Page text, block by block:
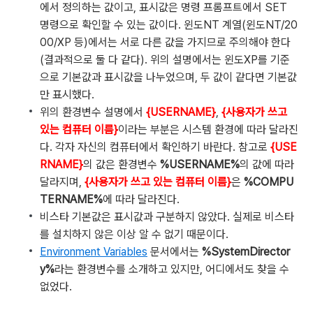
에서 정의하는 값이고, 표시값은 명령 프롬프트에서 SET
명령으로 확인할 수 있는 값이다. 윈도NT 계열(윈도NT/20
00/XP 등)에서는 서로 다른 값을 가지므로 주의해야 한다
(결과적으로 둘 다 같다). 위의 설명에서는 윈도XP를 기준
으로 기본값과 표시값을 나누었으며, 두 값이 같다면 기본값
만 표시했다.
위의 환경변수 설명에서 {USERNAME}, {사용자가 쓰고
있는 컴퓨터 이름}이라는 부분은 시스템 환경에 따라 달라진
다. 각자 자신의 컴퓨터에서 확인하기 바란다. 참고로 {USE
RNAME}의 값은 환경변수 %USERNAME%의 값에 따라
달라지며, {사용자가 쓰고 있는 컴퓨터 이름}은 %COMPU
TERNAME%에 따라 달라진다.
비스타 기본값은 표시값과 구분하지 않았다. 실제로 비스타
를 설치하지 않은 이상 알 수 없기 때문이다.
Environment Variables 문서에서는 %SystemDirector
y%라는 환경변수를 소개하고 있지만, 어디에서도 찾을 수
없었다.